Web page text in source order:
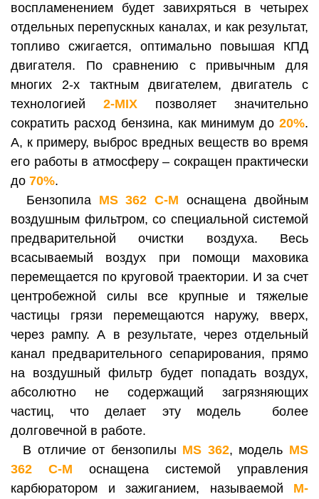
воспламенением будет завихряться в четырех
отдельных перепускных каналах, и как результат,
топливо сжигается, оптимально повышая КПД
двигателя. По сравнению с привычным для
многих 2-х тактным двигателем, двигатель с
технологией 2-MIX позволяет значительно
сократить расход бензина, как минимум до 20%.
А, к примеру, выброс вредных веществ во время
его работы в атмосферу – сокращен практически
до 70%.
Бензопила MS 362 C-Mоснащена двойным
воздушным фильтром, со специальной системой
предварительной очистки воздуха. Весь
всасываемый воздух при помощи маховика
перемещается по круговой траектории. И за счет
центробежной силы все крупные и тяжелые
частицы грязи перемещаются наружу, вверх,
через рампу. А в результате, через отдельный
канал предварительного сепарирования, прямо
на воздушный фильтр будет попадать воздух,
абсолютно не содержащий загрязняющих
частиц, что делает эту модель более
долговечной в работе.
В отличие от бензопилы MS 362, модель MS
362
C-M
оснащена системой управления
карбюратором и зажиганием, называемой M-